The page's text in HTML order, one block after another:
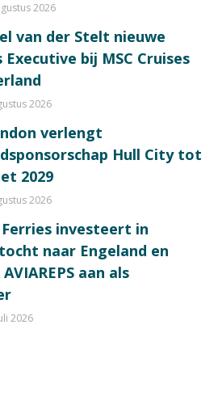
2026
van der Stelt nieuwe
Executive bij MSC Cruises
2026
verlengt
Hull City tot
2029
2026
Ferries investeert in
naar Engeland en
aan als
2026